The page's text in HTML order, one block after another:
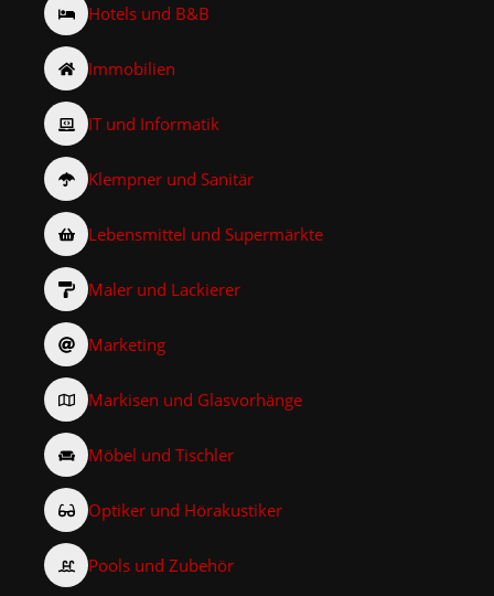
Hotels und B&B
Immobilien
IT und Informatik
Klempner und Sanitär
Lebensmittel und Supermärkte
Maler und Lackierer
Marketing
Markisen und Glasvorhänge
Möbel und Tischler
Optiker und Hörakustiker
Pools und Zubehör